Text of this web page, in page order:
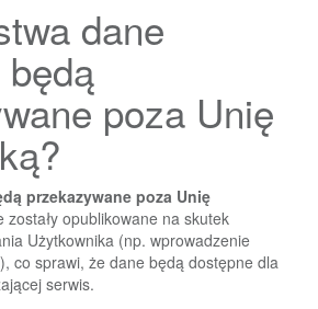
dane
poza Unię
przekazywane poza Unię
zostały opublikowane na skutek
Użytkownika (np. wprowadzenie
co sprawi, że dane będą dostępne dla
serwis.